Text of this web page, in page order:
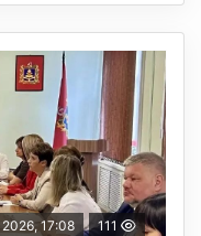
17:08 111